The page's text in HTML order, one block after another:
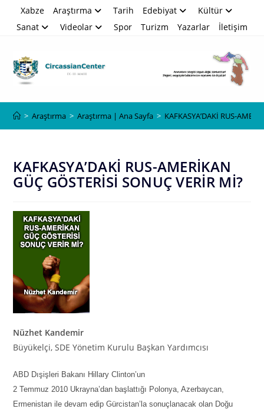
Xabze Araştırma Tarih Edebiyat
Kültür
Sanat
Videolar Spor Turizm Yazarlar İletişim
> Araştırma > Araştırma | Ana Sayfa > KAFKASYA’DAKİ RUS-
KAFKASYA’DAKİ RUS-AMERİKAN
GÜÇ GÖSTERİSİ SONUÇ VERİR Mİ?
Nüzhet Kandemir
Büyükelçi, SDE Yönetim Kurulu Başkan Yardımcısı
ABD Dışişleri Bakanı Hillary Clinton’un
2 Temmuz 2010 Ukrayna’dan başlattığı Polonya, Azerbaycan,
Ermenistan ile devam edip Gürcistan’la sonuçlanacak olan Doğu